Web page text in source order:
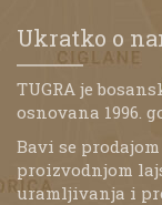
Ukratko o
TUGRA je
osnovana 1996.
Bavi se
proizvodnjom
uramljivanja i